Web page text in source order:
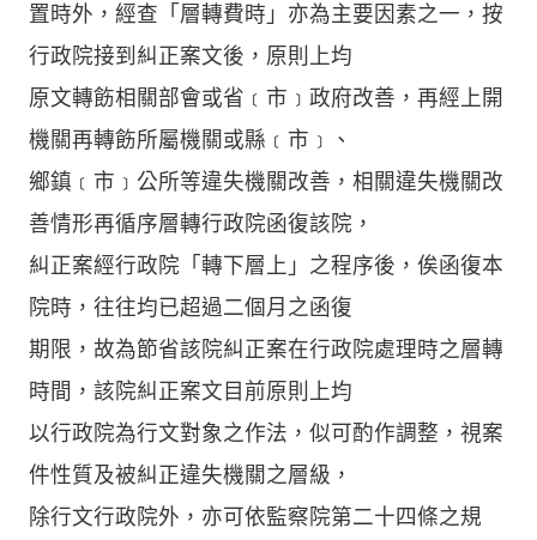
置時外，經查「層轉費時」亦為主要因素之一，按
行政院接到糾正案文後，原則上均
原文轉飭相關部會或省﹝市﹞政府改善，再經上開
機關再轉飭所屬機關或縣﹝市﹞、
鄉鎮﹝市﹞公所等違失機關改善，相關違失機關改
善情形再循序層轉行政院函復該院，
糾正案經行政院「轉下層上」之程序後，俟函復本
院時，往往均已超過二個月之函復
期限，故為節省該院糾正案在行政院處理時之層轉
時間，該院糾正案文目前原則上均
以行政院為行文對象之作法，似可酌作調整，視案
件性質及被糾正違失機關之層級，
除行文行政院外，亦可依監察院第二十四條之規